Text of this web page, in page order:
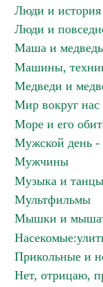
Люди и история
Люди и
Маша и медведь
Машины,
Медведи и
Мир вокруг нас
Море и его
Мужской день -
Мужчины
Музыка и танцы
Мультфильмы
Мышки и
Прикольные и
Нет, отрицаю,